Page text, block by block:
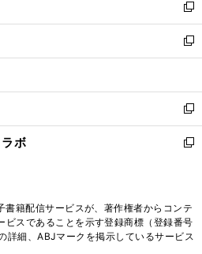
く
で
開
く
ド
ウ
で
開
ィ
ン
ド
ウ
開
く
い
ウ
ィ
ン
ウ
で
開
く
新
し
い
ウ
ン
ド
ウ
で
新
し
ウ
ィ
ン
ド
く
新
し
い
ド
ウ
で
ボ
新
ィ
ン
ド
籍配信サービスが、著作権者からコンテ
ビスであることを示す登録商標（登録番号
細、ABJマークを掲示しているサービス